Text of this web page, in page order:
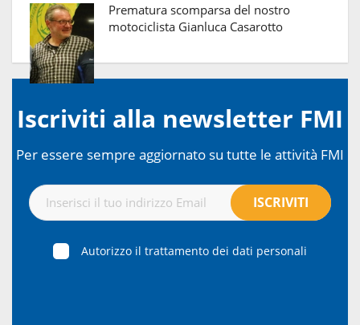
Prematura scomparsa del nostro
motociclista Gianluca Casarotto
Iscriviti alla newsletter FMI
Per essere sempre aggiornato su tutte le attività FMI
Autorizzo il trattamento dei dati personali